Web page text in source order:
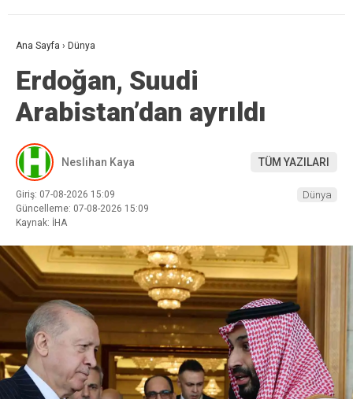
Ana Sayfa › Dünya
Erdoğan, Suudi
Arabistan’dan ayrıldı
Neslihan Kaya TÜM YAZILARI
Giriş: 07-08-2026 15:09
Güncelleme: 07-08-2026 15:09
Kaynak: İHA
Dünya